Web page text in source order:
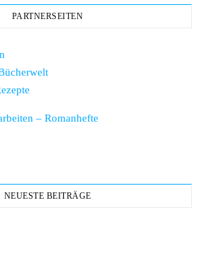
PARTNERSEITEN
– Romanhefte
NEUESTE BEITRÄGE